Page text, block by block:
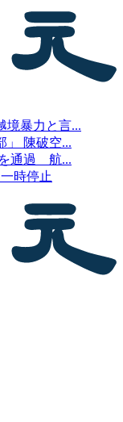
暴力と言...
」 陳破空...
通過 航...
時停止